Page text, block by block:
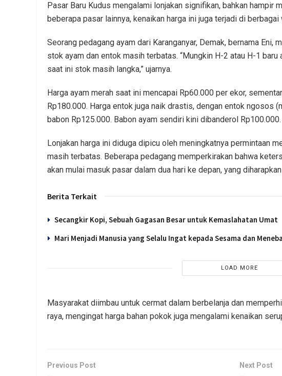
Pasar Baru Kudus mengalami lonjakan signifikan, bahkan hampir
beberapa pasar lainnya, kenaikan harga ini juga terjadi di berbagai
Seorang pedagang ayam dari Karanganyar, Demak, bernama Eni,
stok ayam dan entok masih terbatas. “Mungkin H-2 atau H-1 baru
saat ini stok masih langka,” ujarnya.
Harga ayam merah saat ini mencapai Rp60.000 per ekor,
Rp180.000. Harga entok juga naik drastis, dengan entok ngosos
babon Rp125.000. Babon ayam sendiri kini dibanderol Rp100.000.
Lonjakan harga ini diduga dipicu oleh meningkatnya permintaan
masih terbatas. Beberapa pedagang memperkirakan bahwa
akan mulai masuk pasar dalam dua hari ke depan, yang
Berita Terkait
Secangkir Kopi, Sebuah Gagasan Besar untuk Kemaslahatan Umat
Mari Menjadi Manusia yang Selalu Ingat kepada Sesama dan
LOAD MORE
Masyarakat diimbau untuk cermat dalam berbelanja dan
raya, mengingat harga bahan pokok juga mengalami kenaikan
Previous Post Next Post